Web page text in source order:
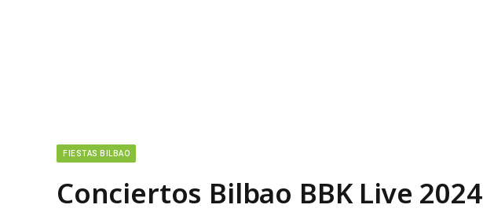
FIESTAS BILBAO
Conciertos Bilbao BBK Live 2024